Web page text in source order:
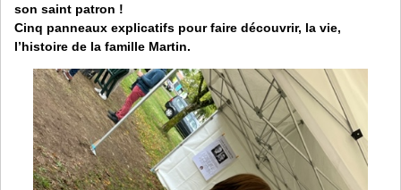
son saint patron !
Cinq panneaux explicatifs pour faire découvrir, la vie,
l’histoire de la famille Martin.